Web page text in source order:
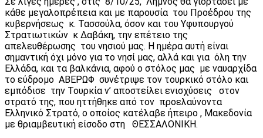
κάθε μεγαλοπρέπεια και με παρουσία του Προέδρου της
κυβερνήσεως κ. Τασσούλα, όσον και του Υφυπουργού
Στρατιωτικών κ Δαβάκη, την επέτειο της
απελευθέρωσης του νησιού μας. Η ημέρα αυτή είναι
σημαντική όχι μόνο για το νησί μας, αλλά και για όλη την
Ελλάδα, και τα βαλκάνια, αφού ο στόλος μας με ναυαρχίδα
το εύδρομο ΑΒΕΡΩΦ συνέτριψε τον τουρκικό στόλο και
εμπόδισε την Τουρκία ν’ αποστείλει ενισχύσεις στον
στρατό της, που ηττήθηκε από τον προελαύνοντα
Ελληνικό Στρατό, ο οποίος κατέλαβε ήπειρο , Μακεδονία
με θριαμβευτική είσοδο στη ΘΕΣΣΑΛΟΝΙΚΗ.